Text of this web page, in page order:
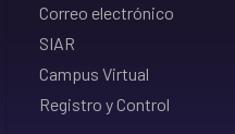
Correo electrónico
SIAR
Campus Virtual
Registro y Control